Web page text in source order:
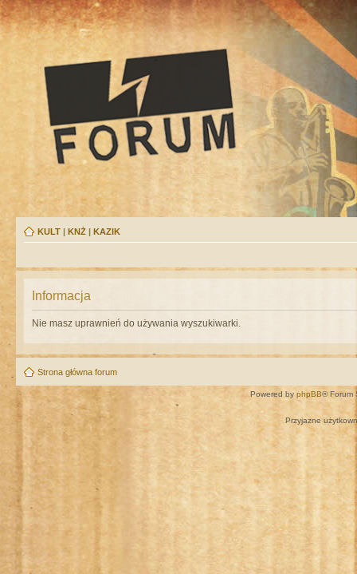
KULT | KNŻ | KAZIK
Informacja
Nie masz uprawnień do używania wyszukiwarki.
Strona główna forum
Powered by phpBB® Forum
Przyjazne